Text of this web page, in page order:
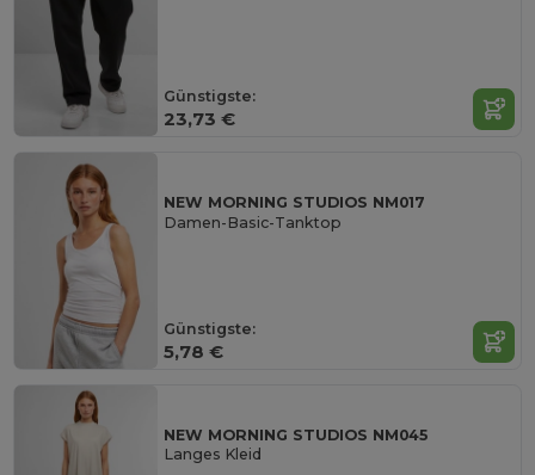
Günstigste:
23,73 €
NEW MORNING STUDIOS NM017
Damen-Basic-Tanktop
Günstigste:
5,78 €
NEW MORNING STUDIOS NM045
Langes Kleid